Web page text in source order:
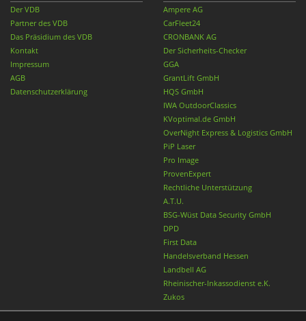
Der VDB
Partner des VDB
Das Präsidium des VDB
Kontakt
Impressum
AGB
Datenschutzerklärung
Ampere AG
CarFleet24
CRONBANK AG
Der Sicherheits-Checker
GGA
GrantLift GmbH
HQS GmbH
IWA OutdoorClassics
KVoptimal.de GmbH
OverNight Express & Logistics GmbH
PiP Laser
Pro Image
ProvenExpert
Rechtliche Unterstützung
A.T.U.
BSG-Wüst Data Security GmbH
DPD
First Data
Handelsverband Hessen
Landbell AG
Rheinischer-Inkassodienst e.K.
Zukos